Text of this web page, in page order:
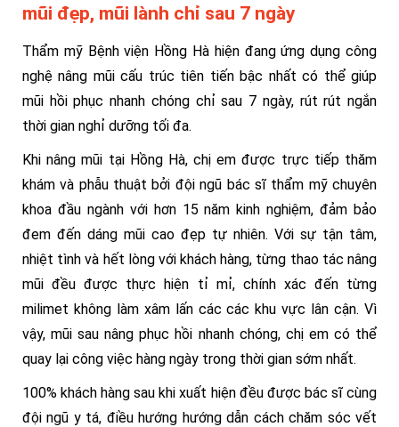
mũi đẹp, mũi lành chỉ sau 7 ngày
Thẩm mỹ Bệnh viện Hồng Hà hiện đang ứng dụng công
nghệ nâng mũi cấu trúc tiên tiến bậc nhất có thể giúp
mũi hồi phục nhanh chóng chỉ sau 7 ngày, rút rút ngắn
thời gian nghỉ dưỡng tối đa.
Khi nâng mũi tại Hồng Hà, chị em được trực tiếp thăm
khám và phẫu thuật bởi đội ngũ bác sĩ thẩm mỹ chuyên
khoa đầu ngành với hơn 15 năm kinh nghiệm, đảm bảo
đem đến dáng mũi cao đẹp tự nhiên. Với sự tận tâm,
nhiệt tình và hết lòng với khách hàng, từng thao tác nâng
mũi đều được thực hiện tỉ mỉ, chính xác đến từng
milimet không làm xâm lấn các các khu vực lân cận. Vì
vậy, mũi sau nâng phục hồi nhanh chóng, chị em có thể
quay lại công việc hàng ngày trong thời gian sớm nhất.
100% khách hàng sau khi xuất hiện đều được bác sĩ cùng
đội ngũ y tá, điều hướng hướng dẫn cách chăm sóc vết